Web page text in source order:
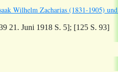
Wilhelm Zacharias (1831-1905)
21. Juni 1918 S. 5]; [125 S. 93]